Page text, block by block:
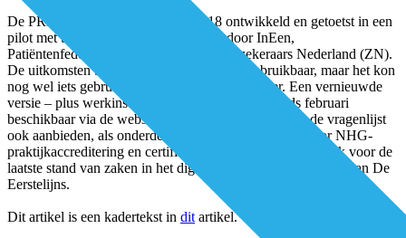
De PREM chronische zorg is in 2018 ontwikkeld en getoetst in een
pilot met twaalf ketenzorgorganisaties door InEen,
Patiëntenfederatie Nederland en Zorgverzekeraars Nederland (ZN).
De uitkomsten bleken betrouwbaar en goed bruikbaar, maar het kon
nog wel iets gebruiksvriendelijker en specifieker. Een vernieuwde
versie – plus werkinstructies en codeboek – is sinds februari
beschikbaar via de website van
. De NPA gaat de vragenlijst
ook aanbieden, als onderdeel van de abonnementen voor NHG-
praktijkaccreditering en certificering van zorggroepen. Kijk voor de
laatste stand van zaken in het digitale dossier op de website van De
Eerstelijns.
Dit artikel is een kadertekst in dit artikel.